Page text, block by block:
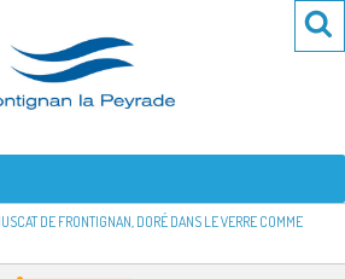
LA PEYRADE
DE FRONTIGNAN, DORÉ DANS LE VERRE COMME